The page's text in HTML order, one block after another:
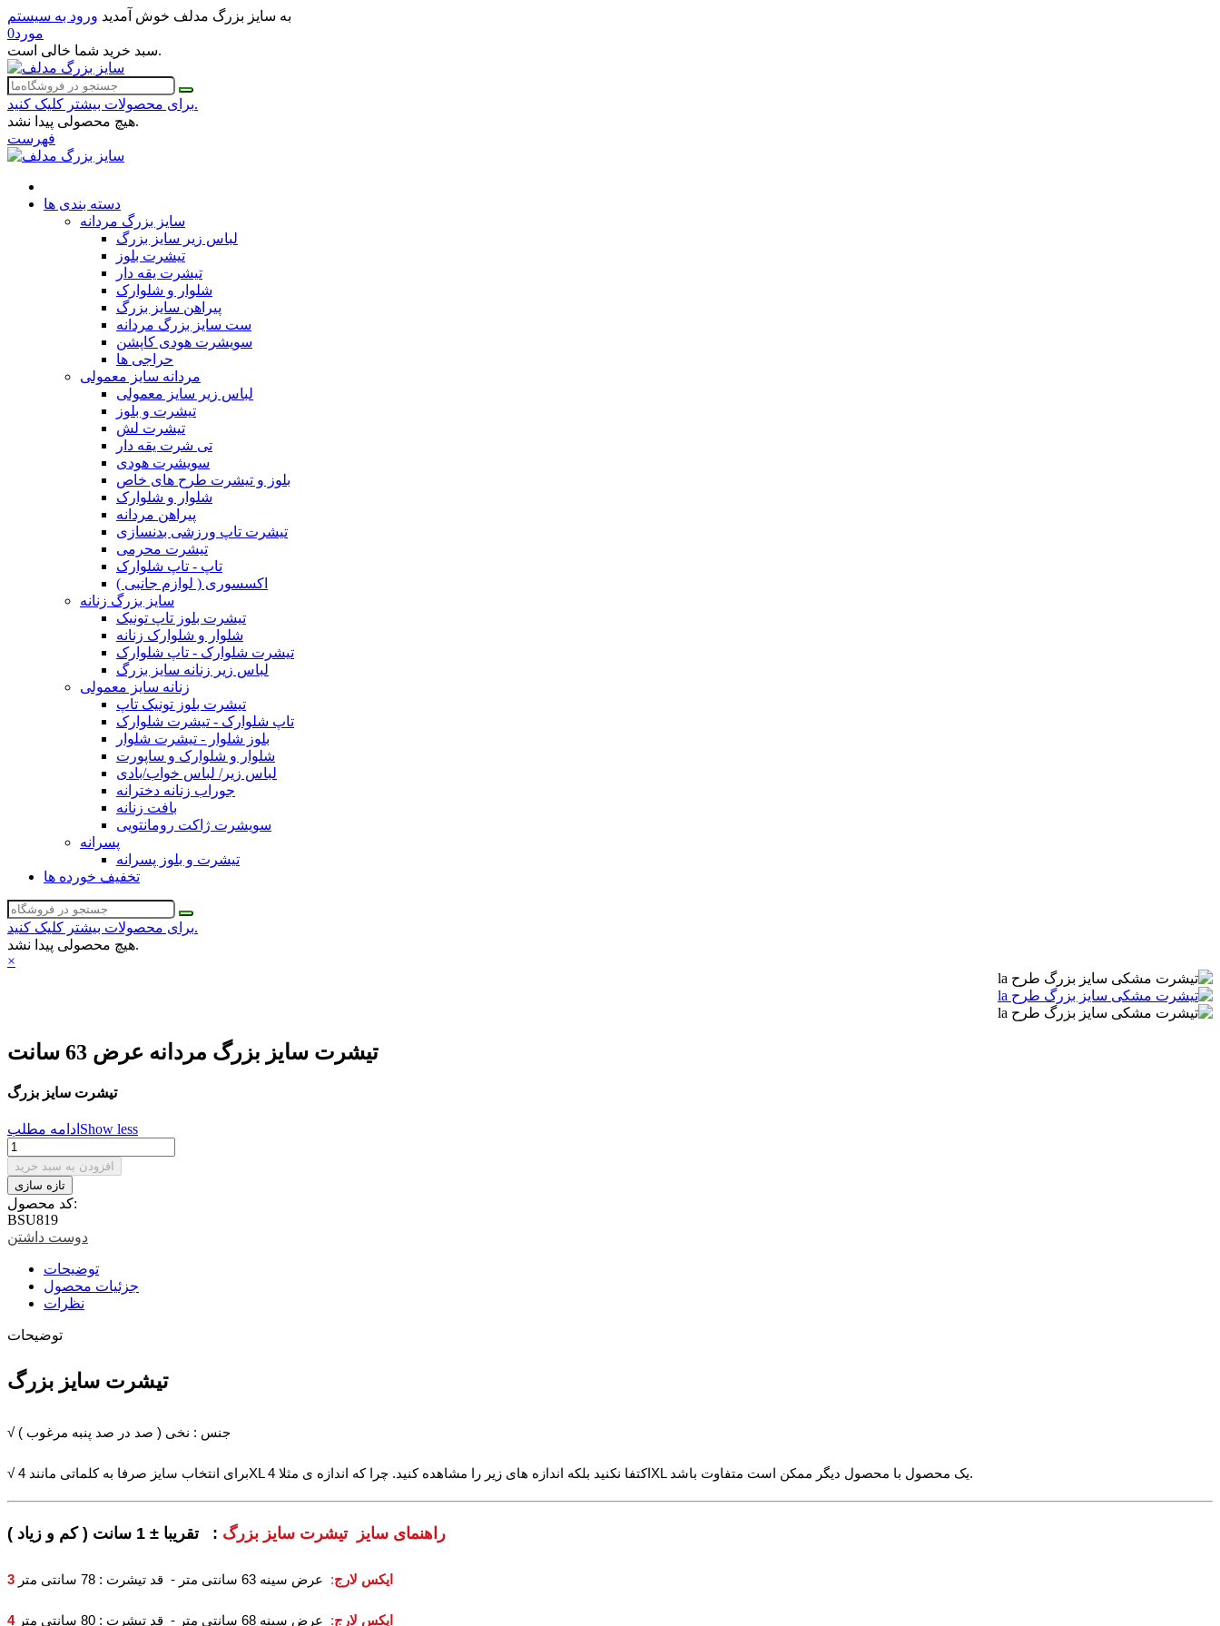
به سایز بزرگ مدلف خوش آمدید ورود به سیستم
0مورد
سبد خرید شما خالی است.
برای محصولات بیشتر کلیک کنید.
هیچ محصولی پیدا نشد.
فهرست
دسته بندی ها
سایز بزرگ مردانه
لباس زیر سایز بزرگ
تیشرت بلوز
تیشرت یقه دار
شلوار و شلوارک
پیراهن سایز بزرگ
ست سایز بزرگ مردانه
سویشرت هودی کاپشن
حراجی ها
مردانه سایز معمولی
لباس زیر سایز معمولی
تیشرت و بلوز
تیشرت لش
تی شرت یقه دار
سویشرت هودی
بلوز و تیشرت طرح های خاص
شلوار و شلوارک
پیراهن مردانه
تیشرت تاپ ورزشی بدنسازی
تیشرت محرمی
تاپ - تاپ شلوارک
اکسسوری ( لوازم جانبی )
سایز بزرگ زنانه
تیشرت بلوز تاپ تونیک
شلوار و شلوارک زنانه
تیشرت شلوارک - تاپ شلوارک
لباس زیر زنانه سایز بزرگ
زنانه سایز معمولی
تیشرت بلوز تونیک تاپ
تاپ شلوارک - تیشرت شلوارک
بلوز شلوار - تیشرت شلوار
شلوار و شلوارک و ساپورت
لباس زیر/ لباس خواب/بادی
جوراب زنانه دخترانه
بافت زنانه
سویشرت ژاکت رومانتویی
پسرانه
تیشرت و بلوز پسرانه
تخفیف خورده ها
برای محصولات بیشتر کلیک کنید.
هیچ محصولی پیدا نشد.
×
تیشرت سایز بزرگ مردانه عرض 63 سانت
تیشرت سایز بزرگ
ادامه مطلب Show less
افزودن به سبد خرید
کد محصول:
BSU819
دوست داشتن
توضیحات
جزئیات محصول
نظرات
توضیحات
تیشرت سایز بزرگ
√ برای انتخاب سایز صرفا به کلماتی مانند 4XL اکتفا نکنید بلکه اندازه های زیر را مشاهده کنید. چرا که اندازه ی مثلا 4XL یک محصول با محصول دیگر ممکن است متفاوت باشد.
راهنمای سایز تیشرت سایز بزرگ
3 ایکس لارج: عرض سینه 63 سانتی متر - قد تیشرت : 78 سانتی متر
4 ایکس لارج: عرض سینه 68 سانتی متر - قد تیشرت : 80 سانتی متر